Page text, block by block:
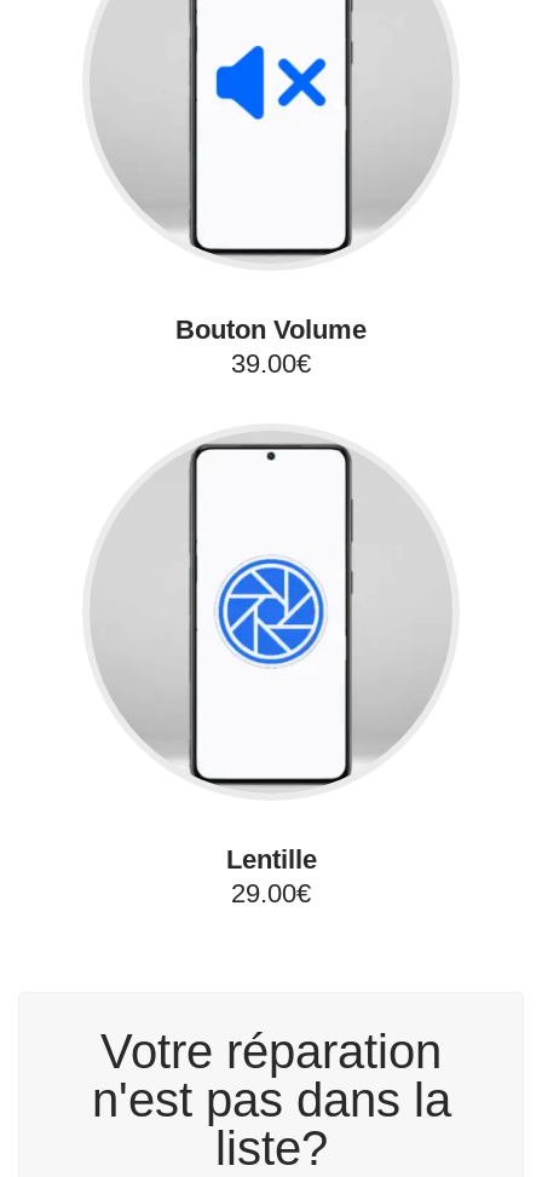
Bouton Volume
39.00€
Lentille
29.00€
Votre réparation
n'est pas dans la
liste?